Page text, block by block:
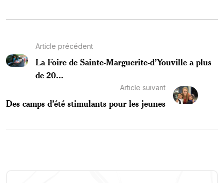
Article précédent
La Foire de Sainte-Marguerite-d’Youville a plus
de 20...
Article suivant
Des camps d’été stimulants pour les jeunes